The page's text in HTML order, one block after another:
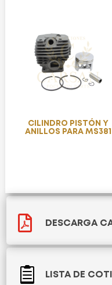
CILINDRO PISTÓN Y
ANILLOS PARA MS381
 DESCARGA
 LISTA DE